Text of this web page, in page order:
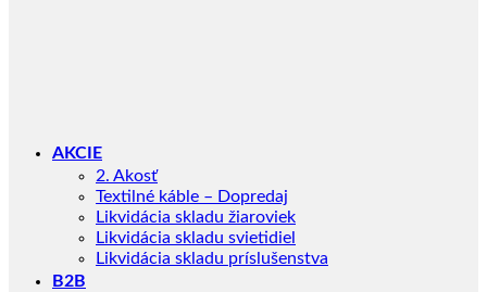
AKCIE
2. Akosť
Textilné káble – Dopredaj
Likvidácia skladu žiaroviek
Likvidácia skladu svietidiel
Likvidácia skladu príslušenstva
B2B